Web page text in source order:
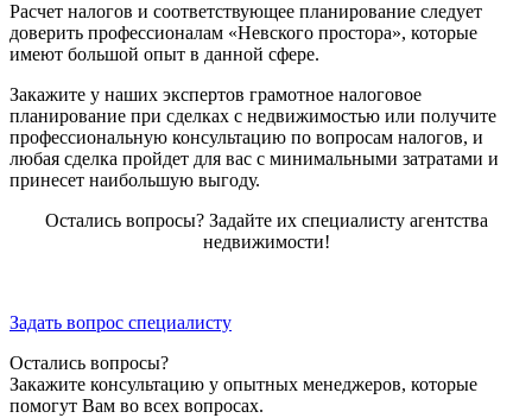
Расчет налогов и соответствующее планирование следует
доверить профессионалам «Невского простора», которые
имеют большой опыт в данной сфере.
Закажите у наших экспертов грамотное налоговое
планирование при сделках с недвижимостью или получите
профессиональную консультацию по вопросам налогов, и
любая сделка пройдет для вас с минимальными затратами и
принесет наибольшую выгоду.
Остались вопросы? Задайте их специалисту агентства
недвижимости!
Задать вопрос специалисту
Остались вопросы?
Закажите консультацию у опытных менеджеров, которые
помогут Вам во всех вопросах.